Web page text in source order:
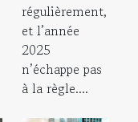
régulièrement,
et l’année
2025
n’échappe pas
à la règle....